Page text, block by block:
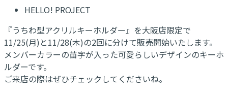
HELLO! PROJECT
『うちわ型アクリルキーホルダー』を大阪店限定で
11/25(月)と11/28(木)の2回に分けて販売開始いたします。
メンバーカラーの苗字が入った可愛らしいデザインのキーホ
ルダーです。
ご来店の際はぜひチェックしてくださいね。